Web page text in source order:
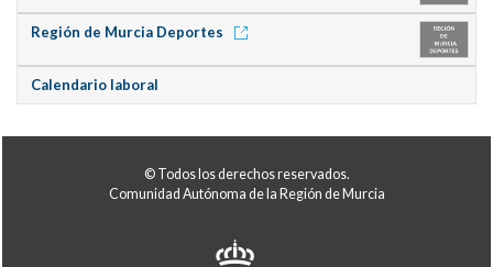
Región de Murcia Deportes
Calendario laboral
© Todos los derechos reservados.
Comunidad Autónoma de la Región de Murcia